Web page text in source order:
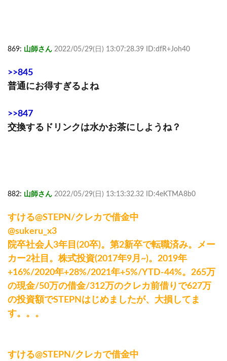
869: 山師さん 2022/05/29(日) 13:07:28.39 ID:dfR+Joh40
>>845
普通にお得すぎるよね
>>847
交換するドリンクは水かお茶にしようね？
882: 山師さん 2022/05/29(日) 13:13:32.32 ID:4eKTMA8b0
すける@STEPN/クレカで借金中
@sukeru_x3
院卒社会人3年目(20卒)。第2新卒で転職済み。メー
カー2社目。株式投資(2017年9月~)。2019年
+16%/2020年+28%/2021年+5%/YTD-44%。265万
の現金/50万の借金/312万のクレカ前借りで627万
の投資額でSTEPNはじめましたが、大損してま
す。。。
すける@STEPN/クレカで借金中